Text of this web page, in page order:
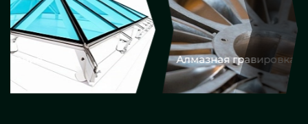
Алмазная гравировка